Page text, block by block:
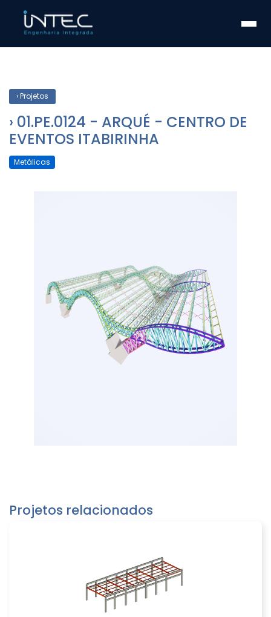
› Projetos
› 01.PE.0124 - ARQUÉ - CENTRO DE
EVENTOS ITABIRINHA
Metálicas
Projetos relacionados